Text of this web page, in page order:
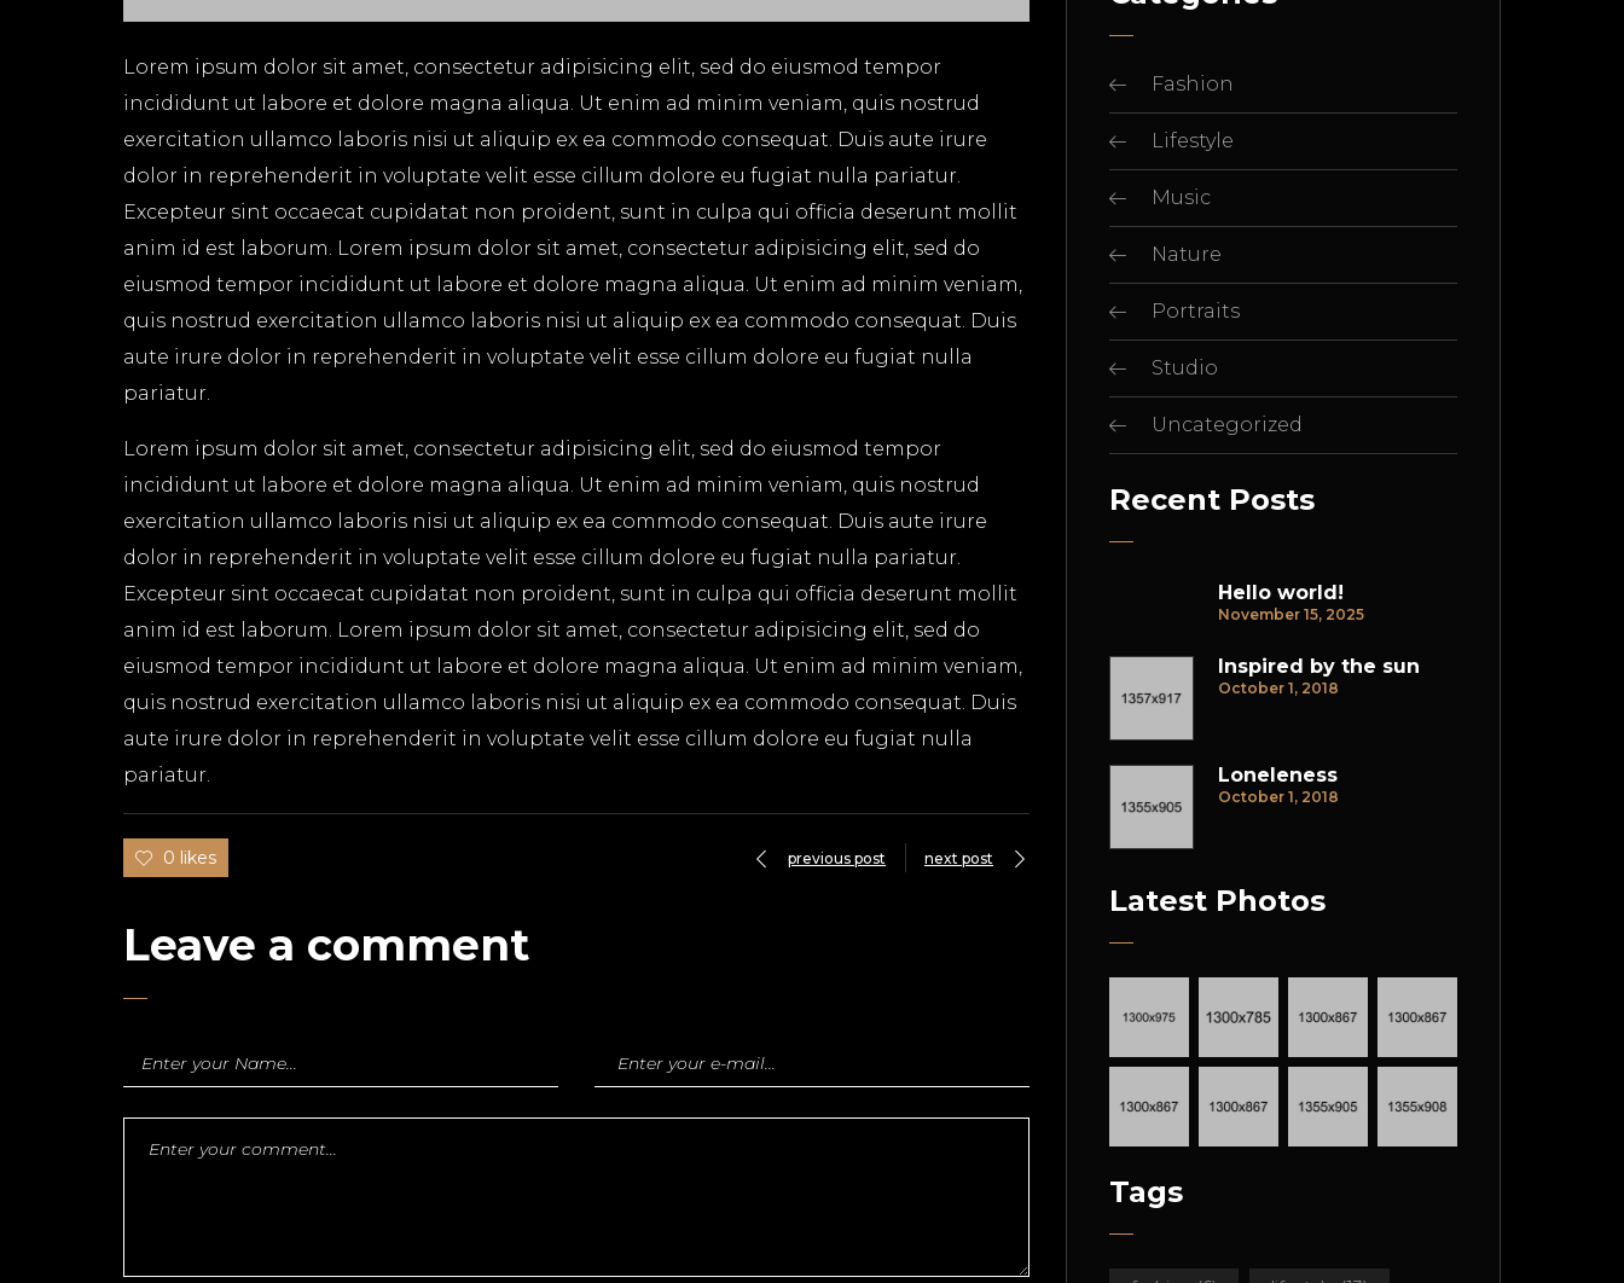
Lorem ipsum dolor sit amet, consectetur adipisicing elit, sed do eiusmod tempor
incididunt ut labore et dolore magna aliqua. Ut enim ad minim veniam, quis nostrud
exercitation ullamco laboris nisi ut aliquip ex ea commodo consequat. Duis aute irure
dolor in reprehenderit in voluptate velit esse cillum dolore eu fugiat nulla pariatur.
Excepteur sint occaecat cupidatat non proident, sunt in culpa qui officia deserunt mollit
anim id est laborum. Lorem ipsum dolor sit amet, consectetur adipisicing elit, sed do
eiusmod tempor incididunt ut labore et dolore magna aliqua. Ut enim ad minim veniam,
quis nostrud exercitation ullamco laboris nisi ut aliquip ex ea commodo consequat. Duis
aute irure dolor in reprehenderit in voluptate velit esse cillum dolore eu fugiat nulla
pariatur.
Lorem ipsum dolor sit amet, consectetur adipisicing elit, sed do eiusmod tempor
incididunt ut labore et dolore magna aliqua. Ut enim ad minim veniam, quis nostrud
exercitation ullamco laboris nisi ut aliquip ex ea commodo consequat. Duis aute irure
dolor in reprehenderit in voluptate velit esse cillum dolore eu fugiat nulla pariatur.
Excepteur sint occaecat cupidatat non proident, sunt in culpa qui officia deserunt mollit
anim id est laborum. Lorem ipsum dolor sit amet, consectetur adipisicing elit, sed do
eiusmod tempor incididunt ut labore et dolore magna aliqua. Ut enim ad minim veniam,
quis nostrud exercitation ullamco laboris nisi ut aliquip ex ea commodo consequat. Duis
aute irure dolor in reprehenderit in voluptate velit esse cillum dolore eu fugiat nulla
pariatur.
0 likes previous post next post
Leave a comment
Fashion
Lifestyle
Music
Nature
Portraits
Studio
Uncategorized
Recent Posts
Hello world!
November 15, 2025
Inspired by the sun
October 1, 2018
Loneleness
October 1, 2018
Latest Photos
Tags